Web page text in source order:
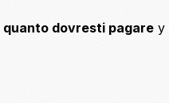
quanto dovresti pagare y